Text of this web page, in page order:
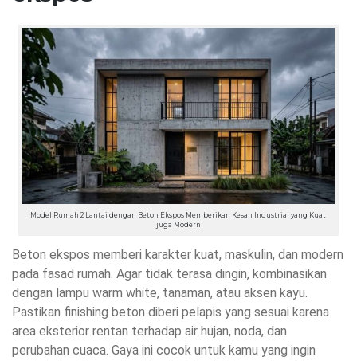
Model Rumah 2 Lantai dengan Beton Ekspos Memberikan Kesan Industrial yang Kuat
juga Modern
Beton ekspos memberi karakter kuat, maskulin, dan modern
pada fasad rumah. Agar tidak terasa dingin, kombinasikan
dengan lampu warm white, tanaman, atau aksen kayu.
Pastikan finishing beton diberi pelapis yang sesuai karena
area eksterior rentan terhadap air hujan, noda, dan
perubahan cuaca. Gaya ini cocok untuk kamu yang ingin